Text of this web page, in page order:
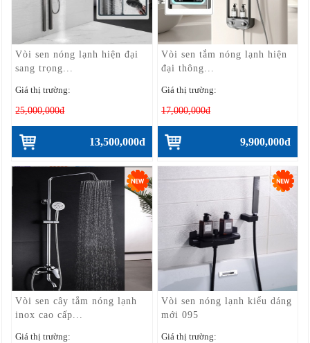
Vòi sen nóng lạnh hiện đại
sang trọng...
Giá thị trường:
25,000,000đ
13,500,000đ
Vòi sen tắm nóng lạnh hiện
đại thông...
Giá thị trường:
17,000,000đ
9,900,000đ
Vòi sen cây tắm nóng lạnh
inox cao cấp...
Giá thị trường:
Vòi sen nóng lạnh kiểu dáng
mới 095
Giá thị trường: